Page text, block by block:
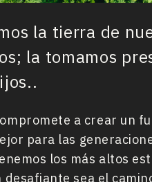
la tierra de
la tomamos
a crear un
para las
los más altos
sea el